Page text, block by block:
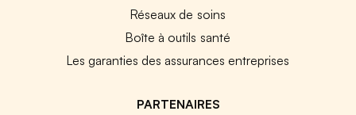
Réseaux de soins
Boîte à outils santé
Les garanties des assurances entreprises
PARTENAIRES